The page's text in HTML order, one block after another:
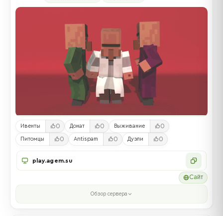
Ивенты 0 Донат 0 Выживание 0
Питомцы 0 Antispam 0 Дуэли 0
play.agem.su
Сайт
Обзор сервера